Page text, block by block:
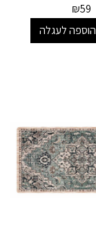
₪59
הוספה לעגלה